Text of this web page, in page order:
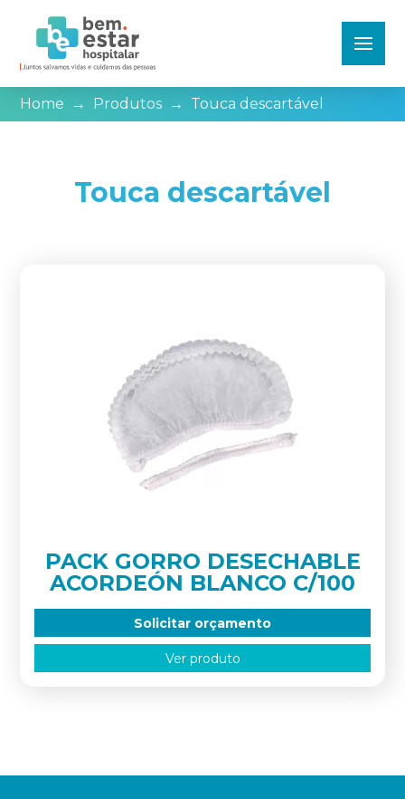
Home → Produtos → Touca descartável
Touca descartável
PACK GORRO DESECHABLE
ACORDEÓN BLANCO C/100
Solicitar orçamento
Ver produto